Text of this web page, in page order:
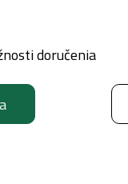
doručenia